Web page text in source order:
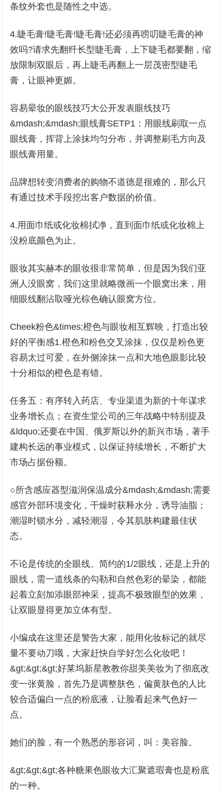
条纹外套也是随性之中选。
4.睫毛膏!睫毛膏!睫毛膏!还必须再唠叨睫毛膏的神
效吗?请求先翻纤长型睫毛膏，上下睫毛都要翻，缩
放限制双眼后，再上睫毛再翻上一层茂密型睫毛
膏，让眼神更媚。
容易晕妆的眼线技巧大公开发表眼线技巧
&mdash;&mdash;眼线膏SETP1：用眼线刷取一点
眼线膏，挥背上涂抹均匀分布，并调整刷毛方向及
眼线膏用量。
品牌想转变消费者的购物不道德是很难的，那么只
有通过技术手段挖出客户数据的价值。
4.用面巾纸或化妆棉拭净，直到面巾纸或化妆棉上
没粉底颜色为止。
眼妆其实赫本的眼妆很非常简单，但是因为我们亚
洲人没眼窝，我们这里就略微画一个眼窝出来，用
细眼线翻沾取哑光棕色确认眼窝方位。
Cheek粉色&times;橙色与眼妆相互辉映，打造出较
好的平衡感1.橙色和粉色交叉涂抹，仅仅是粉色更
容易太过可爱，在外侧涂抹一点和大地色眼影比较
十分相似的橙色是有错。
任务五：有序转入药店、专业渠道为新的十年谋求
业务增长点；在资生堂公司的三年战略中特别提及
&ldquo;还要在中国、俄罗斯以外的新兴市场，著手
建构长远的事业模式，以保证持续增长，不断扩大
市场占据份额。
○所含感应器型滋润保温成分&mdash;&mdash;需要
感官外部环境变化，干燥时获释水分，诱导油脂；
潮湿时锁水分，减轻潮湿，令其肌肤构建最佳状
态。
不论是传统的全眼线、简约的1/2眼线，还是上升的
眼线，需一道线条的勾勒和自然色彩的晕染，都能
起着立刻加添眼部神采，提高不极致眼型的效果，
让双眼显得更加立体有型。
小编成在这里还是警告大家，能用化妆标记的就尽
量不要动刀哦，大家赶快自学好怎么化妆吧！
&gt;&gt;&gt;好莱坞新星教教你甜美美妆为了彻底改
变一张黄脸，首先乃是调整肤色，偏黄肤色的人比
较合适偏白一点的粉底液，让脸看起来气色好一
点。
她们的脸，有一个熟悉的形容词，叫：美容脸。
&gt;&gt;&gt;各种糖果色眼妆大汇聚遮瑕膏也是粉底
的一种。